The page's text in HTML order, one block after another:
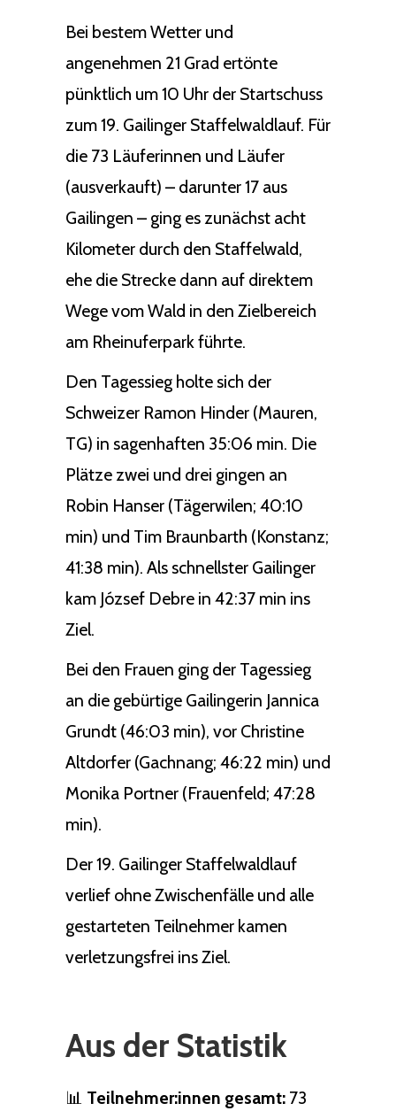
Bei bestem Wetter und
angenehmen 21 Grad ertönte
pünktlich um 10 Uhr der Startschuss
zum 19. Gailinger Staffelwaldlauf. Für
die 73 Läuferinnen und Läufer
(ausverkauft) – darunter 17 aus
Gailingen – ging es zunächst acht
Kilometer durch den Staffelwald,
ehe die Strecke dann auf direktem
Wege vom Wald in den Zielbereich
am Rheinuferpark führte.
Den Tagessieg holte sich der
Schweizer Ramon Hinder (Mauren,
TG) in sagenhaften 35:06 min. Die
Plätze zwei und drei gingen an
Robin Hanser (Tägerwilen; 40:10
min) und Tim Braunbarth (Konstanz;
41:38 min). Als schnellster Gailinger
kam József Debre in 42:37 min ins
Ziel.
Bei den Frauen ging der Tagessieg
an die gebürtige Gailingerin Jannica
Grundt (46:03 min), vor Christine
Altdorfer (Gachnang; 46:22 min) und
Monika Portner (Frauenfeld; 47:28
min).
Der 19. Gailinger Staffelwaldlauf
verlief ohne Zwischenfälle und alle
gestarteten Teilnehmer kamen
verletzungsfrei ins Ziel.
Aus der Statistik
📊 Teilnehmer:innen gesamt: 73